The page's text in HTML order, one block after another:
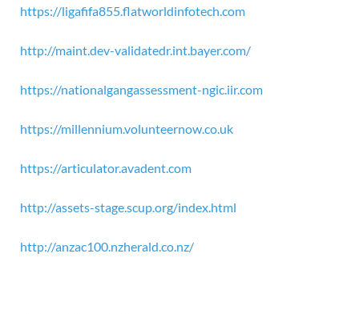
https://ligafifa855.flatworldinfotech.com
http://maint.dev-validatedr.int.bayer.com/
https://nationalgangassessment-ngic.iir.com
https://millennium.volunteernow.co.uk
https://articulator.avadent.com
http://assets-stage.scup.org/index.html
http://anzac100.nzherald.co.nz/